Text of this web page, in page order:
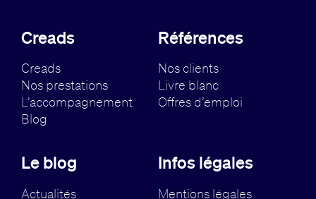
Creads
Creads
Nos prestations
L’accompagnement
Blog
Références
Nos clients
Livre blanc
Offres d’emploi
Le blog
Actualités
Infos légales
Mentions légales